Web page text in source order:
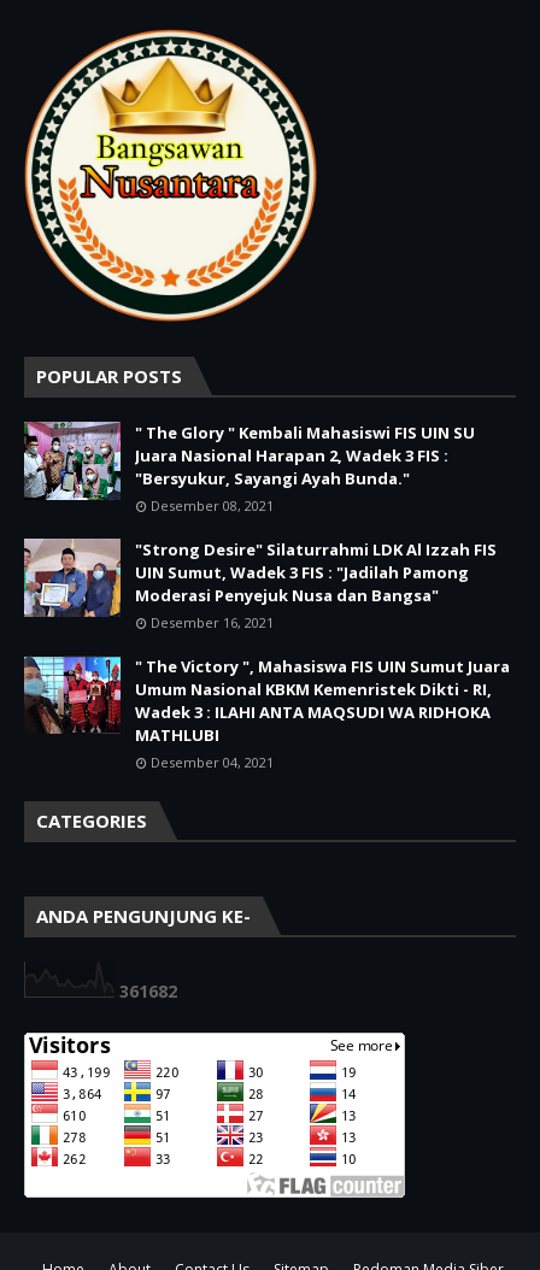
POPULAR POSTS
" The Glory " Kembali Mahasiswi FIS UIN SU
Juara Nasional Harapan 2, Wadek 3 FIS :
"Bersyukur, Sayangi Ayah Bunda."
Desember 08, 2021
"Strong Desire" Silaturrahmi LDK Al Izzah FIS
UIN Sumut, Wadek 3 FIS : "Jadilah Pamong
Moderasi Penyejuk Nusa dan Bangsa"
Desember 16, 2021
" The Victory ", Mahasiswa FIS UIN Sumut Juara
Umum Nasional KBKM Kemenristek Dikti - RI,
Wadek 3 : ILAHI ANTA MAQSUDI WA RIDHOKA
MATHLUBI
Desember 04, 2021
CATEGORIES
ANDA PENGUNJUNG KE-
361682